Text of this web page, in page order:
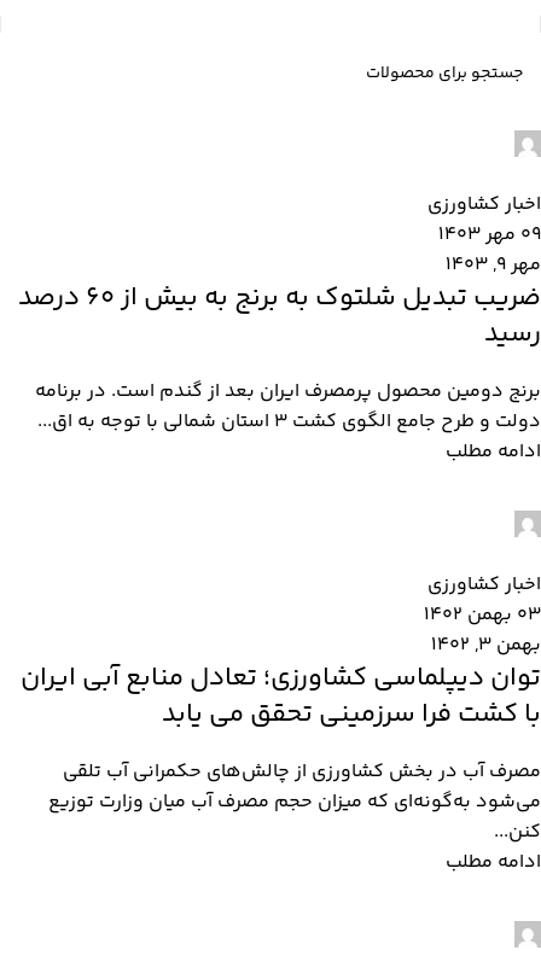
اخبار کشاورزی
09 مهر 1403
مهر 9, 1403
ضریب تبدیل شلتوک به برنج به بیش از ۶۰ درصد
رسید
برنج دومین محصول پرمصرف ایران بعد از گندم است. در برنامه
دولت و طرح جامع الگوی کشت ۳ استان شمالی با توجه به اق...
ادامه مطلب
اخبار کشاورزی
03 بهمن 1402
بهمن 3, 1402
توان دیپلماسی کشاورزی؛ تعادل منابع آبی ایران
با کشت فرا سرزمینی تحقق می یابد
مصرف آب در بخش کشاورزی از چالش‌های حکمرانی آب تلقی
می‌شود به‌گونه‌ای که میزان حجم مصرف آب میان وزارت توزیع
کنن...
ادامه مطلب